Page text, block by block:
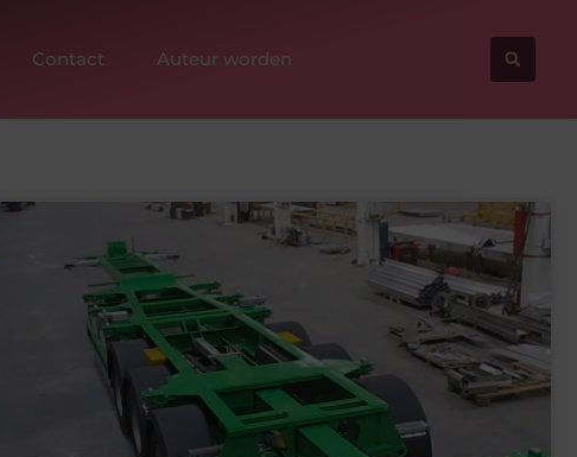
Contact Auteur worden